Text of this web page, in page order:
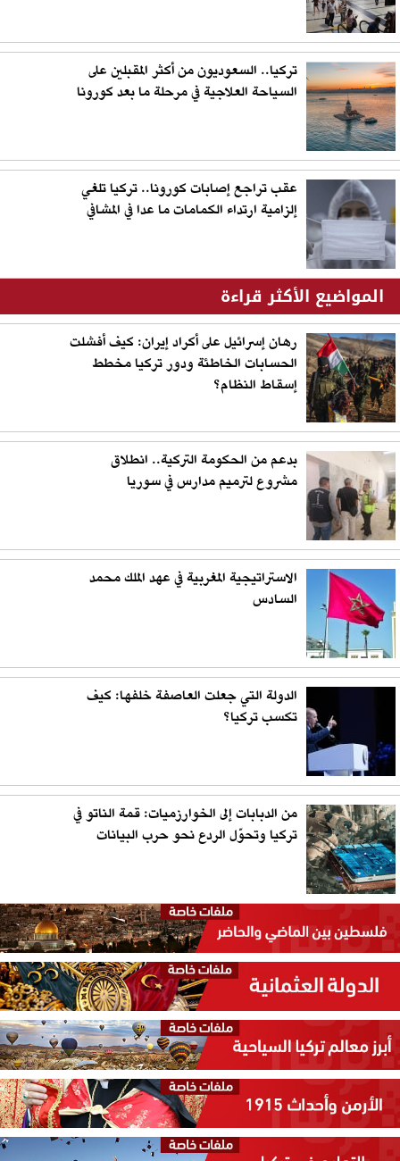
تركيا.. السعوديون من أكثر المقبلين على
السياحة العلاجية في مرحلة ما بعد كورونا
عقب تراجع إصابات كورونا.. تركيا تلغي
إلزامية ارتداء الكمامات ما عدا في المشافي
المواضيع الأكثر قراءة
رهان إسرائيل على أكراد إيران: كيف أفشلت
الحسابات الخاطئة ودور تركيا مخطط
إسقاط النظام؟
بدعم من الحكومة التركية.. انطلاق
مشروع لترميم مدارس في سوريا
الاستراتيجية المغربية في عهد الملك محمد
السادس
الدولة التي جعلت العاصفة خلفها: كيف
تكسب تركيا؟
من الدبابات إلى الخوارزميات: قمة الناتو في
تركيا وتحوّل الردع نحو حرب البيانات